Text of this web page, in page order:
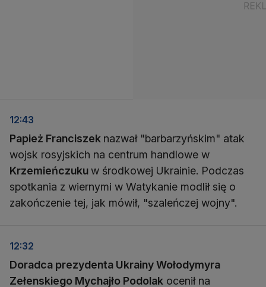
12:43
Papież Franciszek nazwał "barbarzyńskim" atak
wojsk rosyjskich na centrum handlowe w
Krzemieńczukuw środkowej Ukrainie. Podczas
spotkania z wiernymi w Watykanie modlił się o
zakończenie tej, jak mówił, "szaleńczej wojny".
12:32
Doradca prezydenta Ukrainy Wołodymyra
Zełenskiego Mychajło Podolak ocenił na